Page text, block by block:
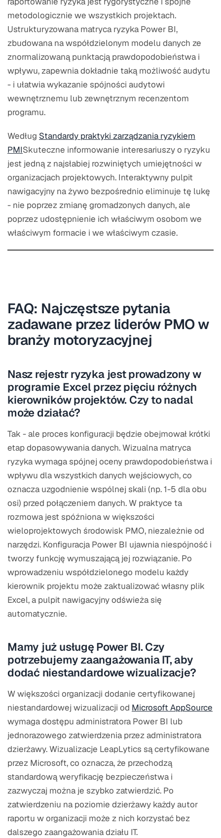
metodologicznie we wszystkich projektach.
Ustrukturyzowana matryca ryzyka Power BI,
zbudowana na współdzielonym modelu danych ze
znormalizowaną punktacją prawdopodobieństwa i
wpływu, zapewnia dokładnie taką możliwość audytu
- i ułatwia wykazanie spójności audytowi
wewnętrznemu lub zewnętrznym recenzentom
programu.
Według Standardy praktyki zarządzania ryzykiem
PMISkuteczne informowanie interesariuszy o ryzyku
jest jedną z najsłabiej rozwiniętych umiejętności w
organizacjach projektowych. Interaktywny pulpit
nawigacyjny na żywo bezpośrednio eliminuje tę lukę
- nie poprzez zmianę gromadzonych danych, ale
poprzez udostępnienie ich właściwym osobom we
właściwym formacie i we właściwym czasie.
FAQ: Najczęstsze pytania
zadawane przez liderów PMO w
branży motoryzacyjnej
Nasz rejestr ryzyka jest prowadzony w
programie Excel przez pięciu różnych
kierowników projektów. Czy to nadal
może działać?
Tak - ale proces konfiguracji będzie obejmował krótki
etap dopasowywania danych. Wizualna matryca
ryzyka wymaga spójnej oceny prawdopodobieństwa i
wpływu dla wszystkich danych wejściowych, co
oznacza uzgodnienie wspólnej skali (np. 1-5 dla obu
osi) przed połączeniem danych. W praktyce ta
rozmowa jest spóźniona w większości
wieloprojektowych środowisk PMO, niezależnie od
narzędzi. Konfiguracja Power BI ujawnia niespójność i
tworzy funkcję wymuszającą jej rozwiązanie. Po
wprowadzeniu współdzielonego modelu każdy
kierownik projektu może zaktualizować własny plik
Excel, a pulpit nawigacyjny odświeża się
automatycznie.
Mamy już usługę Power BI. Czy
potrzebujemy zaangażowania IT, aby
dodać niestandardowe wizualizacje?
W większości organizacji dodanie certyfikowanej
niestandardowej wizualizacji od Microsoft AppSource
wymaga dostępu administratora Power BI lub
jednorazowego zatwierdzenia przez administratora
dzierżawy. Wizualizacje LeapLytics są certyfikowane
przez Microsoft, co oznacza, że przechodzą
standardową weryfikację bezpieczeństwa i
zazwyczaj można je szybko zatwierdzić. Po
zatwierdzeniu na poziomie dzierżawy każdy autor
raportu w organizacji może z nich korzystać bez
dalszego zaangażowania działu IT.